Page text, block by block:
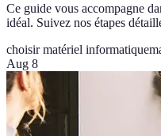
Ce guide vous accompagne
idéal. Suivez nos étapes
choisir matériel informatique
Aug 8